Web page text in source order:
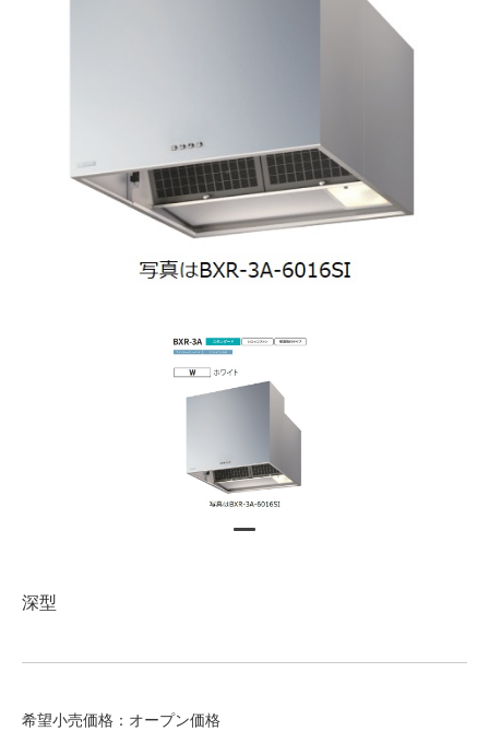
深型
希望小売価格：オープン価格